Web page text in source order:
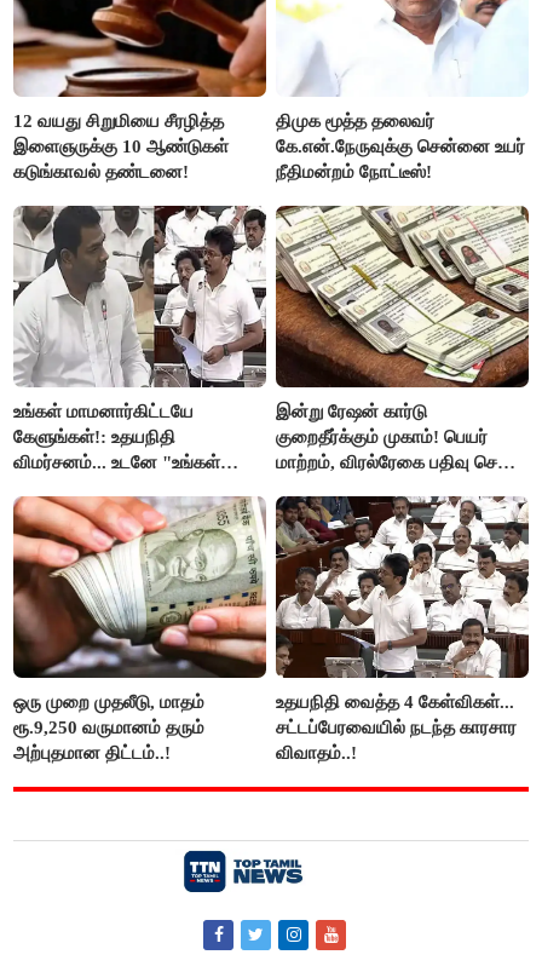
12 வயது சிறுமியை சீரழித்த
இளைஞருக்கு 10 ஆண்டுகள்
கடுங்காவல் தண்டனை!
திமுக மூத்த தலைவர்
கே.என்.நேருவுக்கு சென்னை உயர்
நீதிமன்றம் நோட்டீஸ்!
உங்கள் மாமனார்கிட்டயே
கேளுங்கள்!: உதயநிதி
விமர்சனம்... உடனே "உங்கள்
ஆதவ் அர்ஜுனா பதிலடி!
இன்று ரேஷன் கார்டு
குறைதீர்க்கும் முகாம்! பெயர்
மாற்றம், விரல்ரேகை பதிவு செய்ய
ஒரு முறை முதலீடு, மாதம்
ரூ.9,250 வருமானம் தரும்
அற்புதமான திட்டம்..!
உதயநிதி வைத்த 4 கேள்விகள்...
சட்டப்பேரவையில் நடந்த காரசார
விவாதம்..!